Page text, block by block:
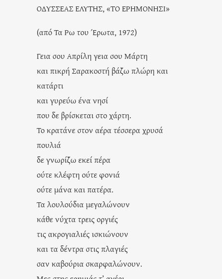
ΟΔΥΣΣΕΑΣ ΕΛΥΤΗΣ, «ΤΟ ΕΡΗΜΟΝΗΣΙ»
(από Τα Ρω του Έρωτα, 1972)
Γεια σου Απρίλη γεια σου Μάρτη
και πικρή Σαρακοστή βάζω πλώρη και
κατάρτι
και γυρεύω ένα νησί
που δε βρίσκεται στο χάρτη.
Το κρατάνε στον αέρα τέσσερα χρυσά
πουλιά
δε γνωρίζω εκεί πέρα
ούτε κλέφτη ούτε φονιά
ούτε μάνα και πατέρα.
Τα λουλούδια μεγαλώνουν
κάθε νύχτα τρεις οργιές
τις ακρογιαλιές ισκιώνουν
και τα δέντρα στις πλαγιές
σαν καβούρια σκαρφαλώνουν.